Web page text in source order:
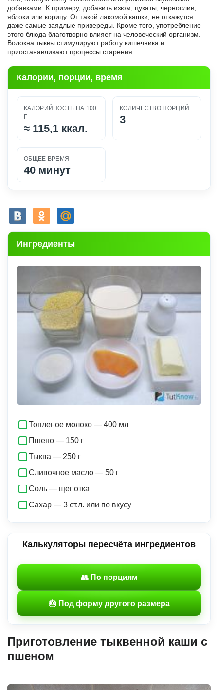
добавками. К примеру, добавить изюм, цукаты, чернослив,
яблоки или корицу. От такой лакомой кашки, не откажутся
даже самые заядлые привереды. Кроме того, употребление
этого блюда благотворно влияет на человеческий организм.
Волокна тыквы стимулируют работу кишечника и
приостанавливают процессы старения.
Калории, порции, время
КАЛОРИЙНОСТЬ НА 100
Г
≈ 115,1 ккал.
КОЛИЧЕСТВО ПОРЦИЙ
3
ОБЩЕЕ ВРЕМЯ
40 минут
Ингредиенты
Топленое молоко — 400 мл
Пшено — 150 г
Тыква — 250 г
Сливочное масло — 50 г
Соль — щепотка
Сахар — 3 ст.л. или по вкусу
Калькуляторы пересчёта ингредиентов
👥 По порциям
🎂 Под форму другого размера
Приготовление тыквенной каши с
пшеном